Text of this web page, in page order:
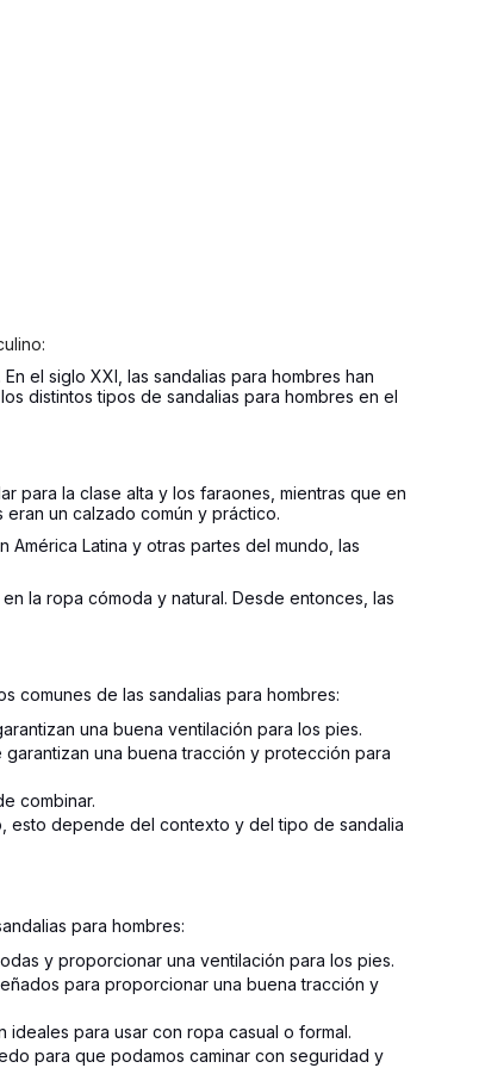
el siglo XXI, las sandalias para hombres han
distintos tipos de sandalias para hombres en el
para la clase alta y los faraones, mientras que en
eran un calzado común y práctico.
Latina y otras partes del mundo, las
la ropa cómoda y natural. Desde entonces, las
comunes de las sandalias para hombres:
una buena ventilación para los pies.
una buena tracción y protección para
combinar.
esto depende del contexto y del tipo de sandalia
para hombres:
y proporcionar una ventilación para los pies.
para proporcionar una buena tracción y
para usar con ropa casual o formal.
para que podamos caminar con seguridad y